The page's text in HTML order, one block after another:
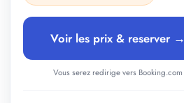
Voir les prix & reserver →
Vous serez redirige vers Booking.com